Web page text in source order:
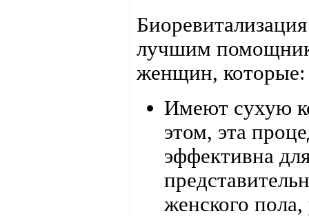
лучшим
женщин, которые:
Имеют сухую
этом, эта
эффективна
женского пола,